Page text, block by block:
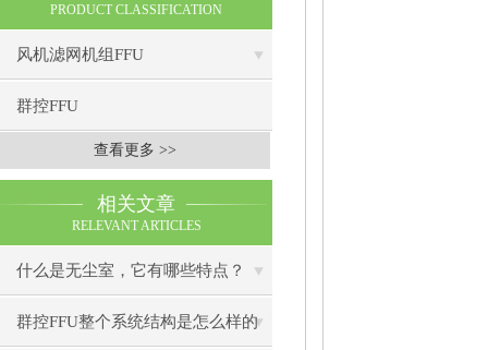
PRODUCT CLASSIFICATION
风机滤网机组FFU
群控FFU
查看更多 >>
相关文章
RELEVANT ARTICLES
什么是无尘室，它有哪些特点？
群控FFU整个系统结构是怎么样的